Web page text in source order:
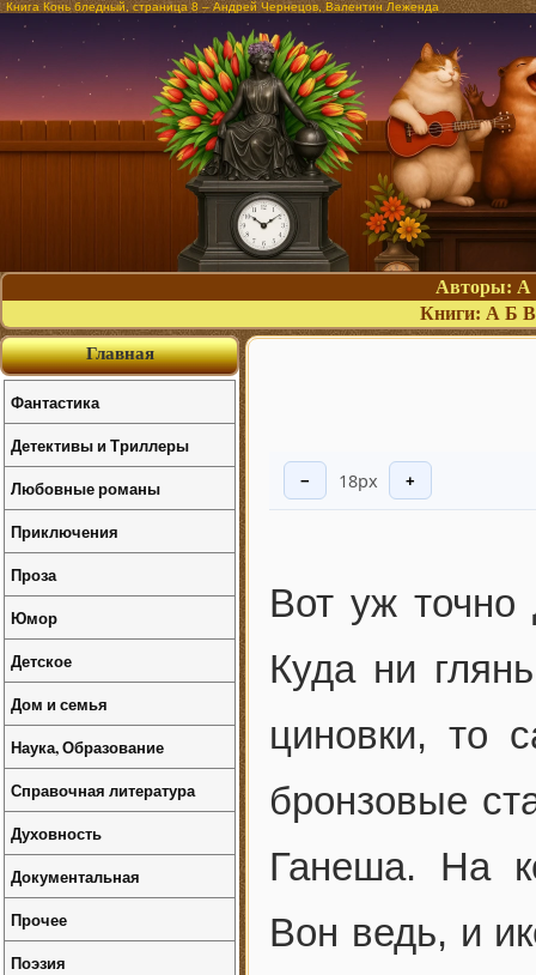
Книга Конь бледный, страница 8 – Андрей Чернецов, Валентин Леженда
Авторы: А
Книги: А Б В
− 18px +
Вот уж точно
Куда ни
циновки, то
бронзовые
Ганеша. На
Вон ведь, и
Главная
Фантастика
Детективы и Триллеры
Любовные романы
Приключения
Проза
Юмор
Детское
Дом и семья
Наука, Образование
Справочная литература
Духовность
Документальная
Прочее
Поэзия